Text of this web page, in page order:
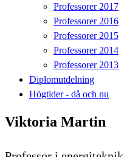
Professorer 2017
Professorer 2016
Professorer 2015
Professorer 2014
Professorer 2013
Diplomutdelning
Högtider - då och nu
Viktoria Martin